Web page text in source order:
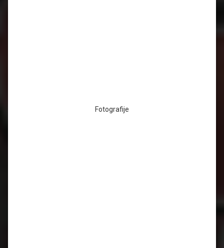
Fotografije